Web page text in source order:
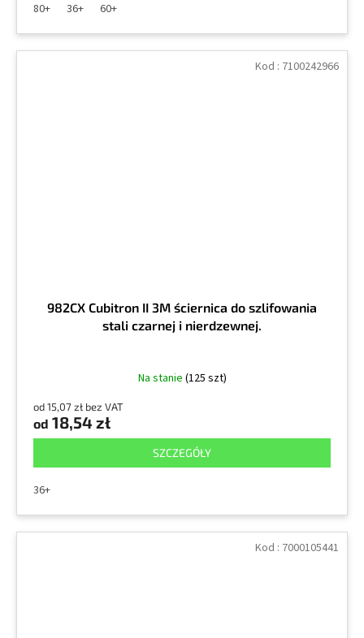
80+ 36+ 60+
982CX Cubitron II 3M ściernica do szlifowania
stali czarnej i nierdzewnej.
Na stanie (125 szt)
od 15,07 zł bez VAT
od 18,54 zł
SZCZEGÓŁY
36+
Kod : 7100242966
Kod : 7000105441